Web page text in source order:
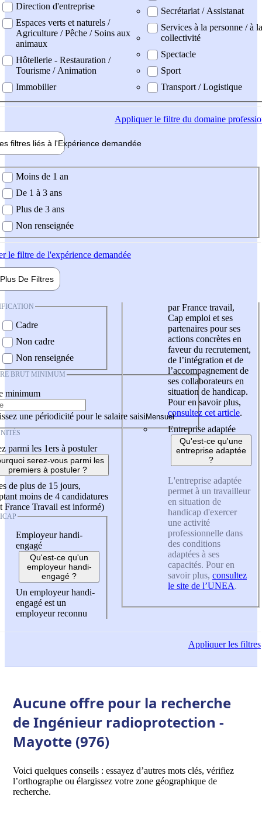
Direction d'entreprise
Espaces verts et naturels /
Agriculture / Pêche / Soins aux
animaux
Hôtellerie - Restauration /
Tourisme / Animation
Immobilier
Secrétariat / Assistanat
Services à la personne / à la
collectivité
Spectacle
Sport
Transport / Logistique
Appliquerle filtre du domaine
filtres liés à l'Expérience demandée
demandée
Moins de 1 an
De 1 à 3 ans
Plus de 3 ans
Non renseignée
le filtre de l'expérience demandée
Plus De Filtres
Cadre
Non cadre
Non renseignée
BRUT MINIMUM
minimum
une périodicité pour le salaire saisi
parmi les 1ers à postuler
serez-vous parmi les
premiers à postuler ?
de plus de 15 jours,
moins de 4 candidatures
France Travail est informé)
Employeur handi-
engagé
Qu'est-ce qu'un
employeur handi-
engagé ?
Un employeur handi-
engagé est un
employeur reconnu
par France travail,
Cap emploi et ses
partenaires pour ses
actions concrètes en
faveur du recrutement,
de l’intégration et de
l’accompagnement de
ses collaborateurs en
situation de handicap.
Pour en savoir plus,
consultez cet article.
Entreprise adaptée
Qu'est-ce qu'une
entreprise adaptée
?
L'entreprise adaptée
permet à un travailleur
en situation de
handicap d'exercer
une activité
professionnelle dans
des conditions
adaptées à ses
capacités. Pour en
savoir plus, consultez
le site de l’UNEA.
Appliquerles filtres
Aucune offre pour la recherche
de Ingénieur radioprotection -
Mayotte (976)
Voici quelques conseils : essayez d’autres mots clés, vérifiez
l’orthographe ou élargissez votre zone géographique de
recherche.